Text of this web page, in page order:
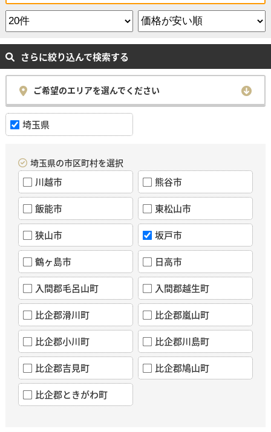
さらに絞り込んで検索する
ご希望のエリアを選んでください
埼玉県
埼玉県の市区町村を選択
川越市 熊谷市
飯能市 東松山市
狭山市 坂戸市
鶴ヶ島市 日高市
入間郡毛呂山町 入間郡越生町
比企郡滑川町 比企郡嵐山町
比企郡小川町 比企郡川島町
比企郡吉見町 比企郡鳩山町
比企郡ときがわ町